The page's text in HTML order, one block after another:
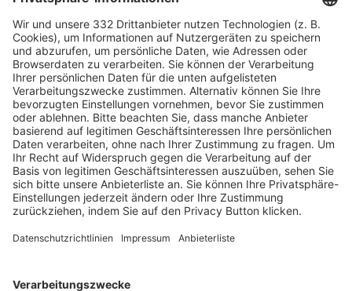
HÄUFIG BESUCHTE SEITEN
Pässe und Vereinswechsel
Trainerausbildung
Schulungsangebot Vereinsmitarbeiter
BFV-Geschäftsstellen
Trainerbörse
Login SpielPlus
FOLGE DEM BFV